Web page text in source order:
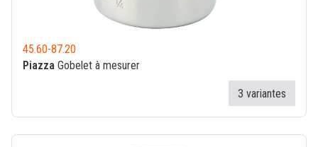
45.60-87.20
Piazza Gobelet à mesurer
3 variantes